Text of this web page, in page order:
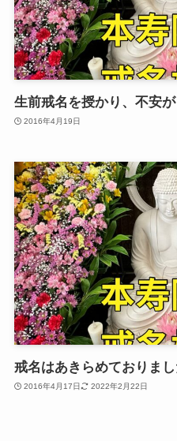
生前戒名を授かり、不安
2016年4月19日
戒名はあきらめておりま
2016年4月17日 2022年2月22日